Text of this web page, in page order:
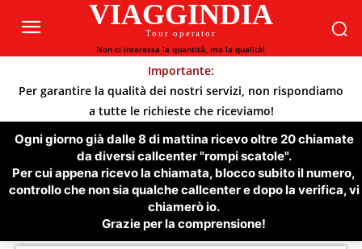
VIAGGINDIA
Tour operator
Non ci interessa la quantità, ma la qualità!
Importante:
Per garantire la qualità dei nostri servizi, non rispondiamo
a tutte le richieste che riceviamo!
Ogni giorno già dalle 8 di mattina ricevo oltre 20 chiamate
da diversi callcenter "rompi scatole".
Per cui appena ricevo la chiamata, blocco subito il numero,
controllo che non sia qualche callcenter e dopo la verifica, vi
chiamerò io.
Grazie per la comprensione!